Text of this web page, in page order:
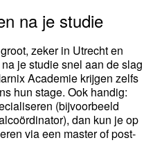
na je studie
zeker in Utrecht en
je studie snel aan de slag
Academie krijgen zelfs
hun stage. Ook handig:
(bijvoorbeeld
dan kun je op
via een master of post-